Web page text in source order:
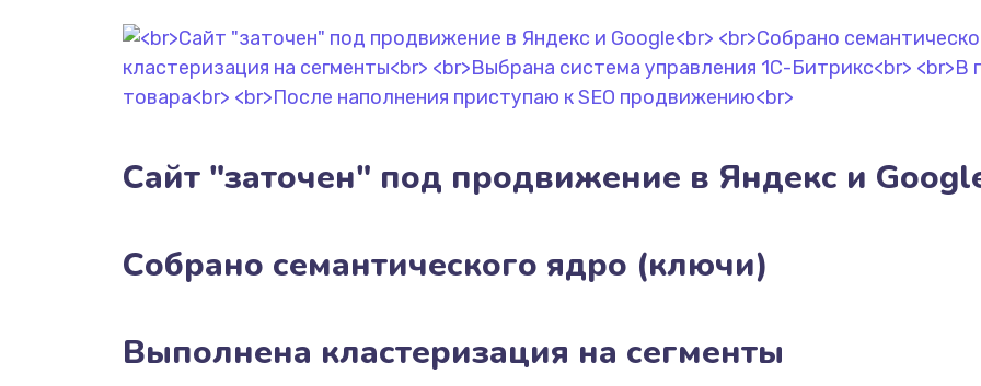
Сайт "заточен" под продвижение в Яндекс и
Собрано семантического ядро (ключи)
Выполнена кластеризация на сегменты